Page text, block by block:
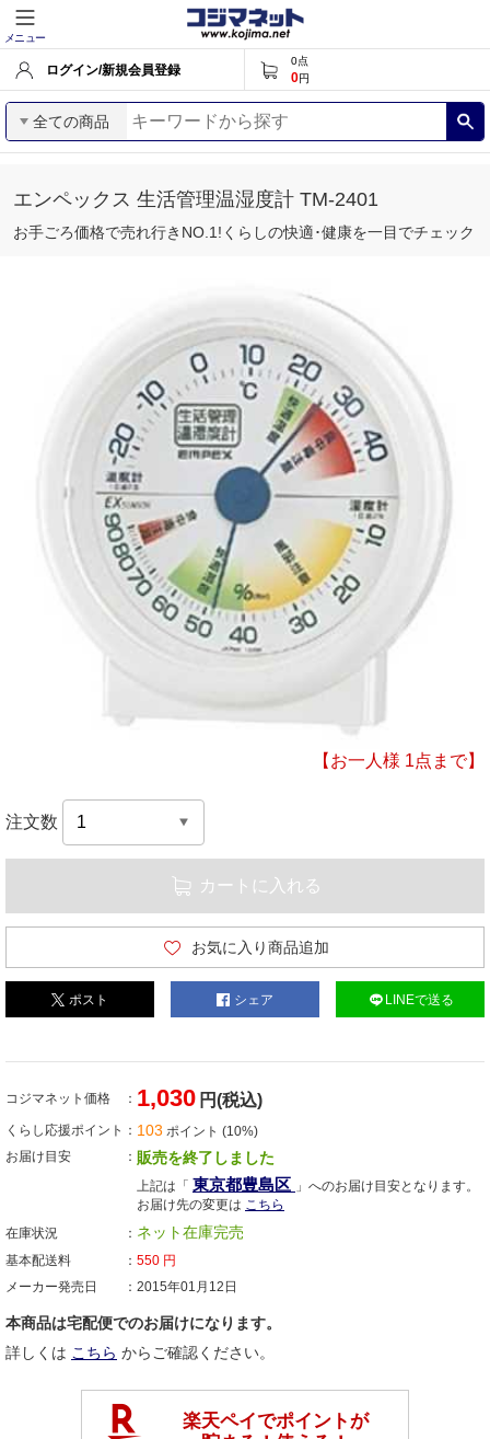
メニュー
ログイン/新規会員登録
0点
0円
全ての商品
エンペックス 生活管理温湿度計 TM‐2401
お手ごろ価格で売れ行きNO.1!くらしの快適･健康を一目でチェック
【お一人様 1点まで】
注文数
カートに入れる
お気に入り商品追加
ポスト シェア LINEで送る
コジマネット価格 1,030 円(税込)
くらし応援ポイント 103 ポイント (10%)
お届け目安
販売を終了しました
上記は「 東京都豊島区 」へのお届け目安となります。
お届け先の変更は こちら
在庫状況
ネット在庫完売
基本配送料 550 円
メーカー発売日
2015年01月12日
本商品は宅配便でのお届けになります。
詳しくは こちら からご確認ください。